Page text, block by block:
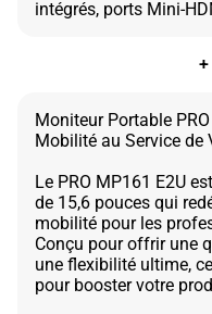
Moniteur Portable
Mobilité au Service de
Le PRO MP161 E2U
de 15,6 pouces qui
mobilité pour les
Conçu pour offrir une
une flexibilité ultime,
pour booster votre